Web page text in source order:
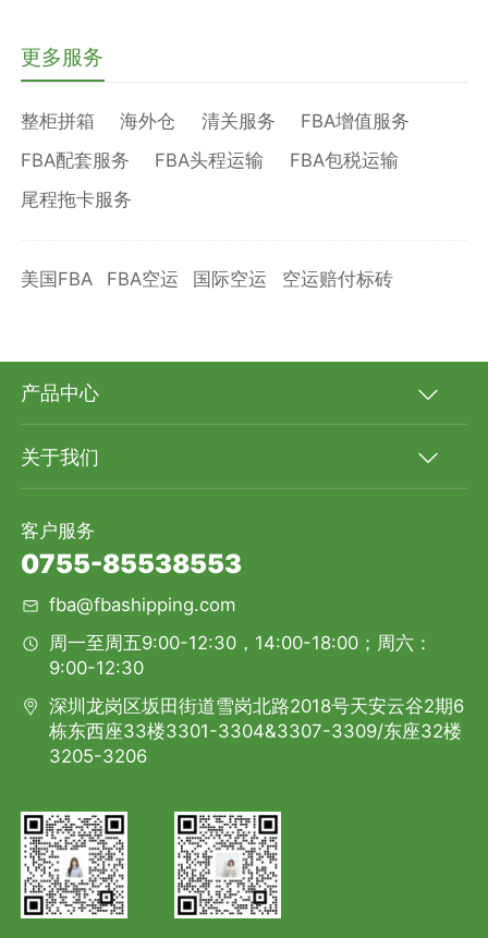
更多服务
整柜拼箱 海外仓 清关服务
FBA增值服务
FBA配套服务
FBA头程运输
FBA包税运输
尾程拖卡服务
美国FBA FBA空运 国际空运 空运赔付标砖
产品中心
关于我们
客户服务
0755-85538553
fba@fbashipping.com
周一至周五9:00-12:30，14:00-18:00；周六：
9:00-12:30
深圳龙岗区坂田街道雪岗北路2018号天安云谷2期6
栋东西座33楼3301-3304&3307-3309/东座32楼
3205-3206